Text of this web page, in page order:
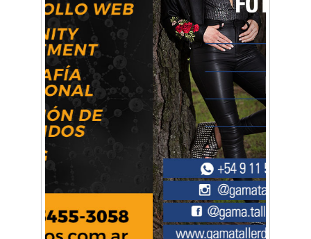
seguridad"
Música, teatro, yoga, danza y mucho más:
Conocé todos los talleres para aprender y
disfrutar en la Zona Oeste